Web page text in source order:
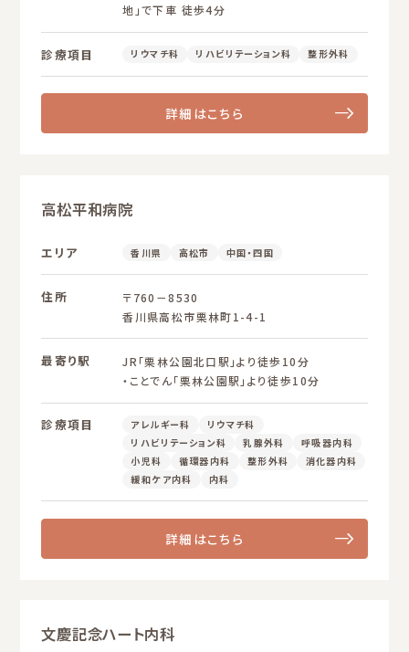
地」で下車 徒歩4分
診療項目 リウマチ科 リハビリテーション科 整形外科
詳細はこちら
高松平和病院
エリア 香川県 高松市 中国・四国
住所
〒760－8530
香川県高松市栗林町1-4-1
最寄り駅
JR「栗林公園北口駅」より徒歩10分
・ことでん「栗林公園駅」より徒歩10分
診療項目 アレルギー科
リウマチ科
リハビリテーション科
乳腺外科
呼吸器内科
小児科
循環器内科 整形外科
消化器内科
緩和ケア内科
内科
詳細はこちら
文慶記念ハート内科